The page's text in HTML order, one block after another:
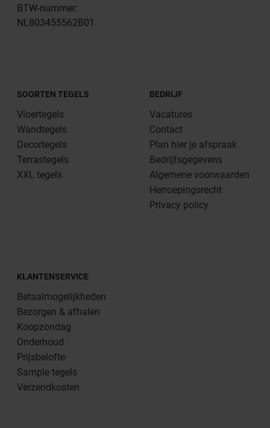
BTW-nummer:
NL803455562B01
SOORTEN TEGELS
Vloertegels
Wandtegels
Decortegels
Terrastegels
XXL tegels
BEDRIJF
Vacatures
Contact
Plan hier je afspraak
Bedrijfsgegevens
Algemene voorwaarden
Herroepingsrecht
Privacy policy
KLANTENSERVICE
Betaalmogelijkheden
Bezorgen & afhalen
Koopzondag
Onderhoud
Prijsbelofte
Sample tegels
Verzendkosten